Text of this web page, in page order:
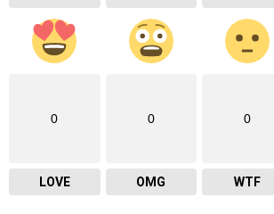
0
LOVE
0
OMG
0
WTF